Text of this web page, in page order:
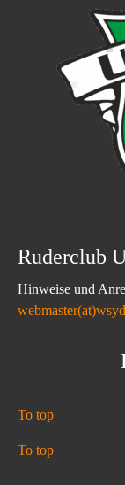
Ruderclub
Hinweise und
To top
To top